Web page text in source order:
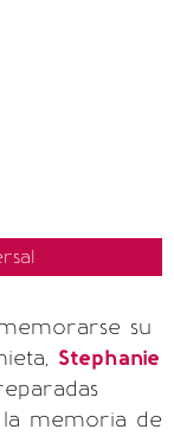
su
Stephanie
la memoria de